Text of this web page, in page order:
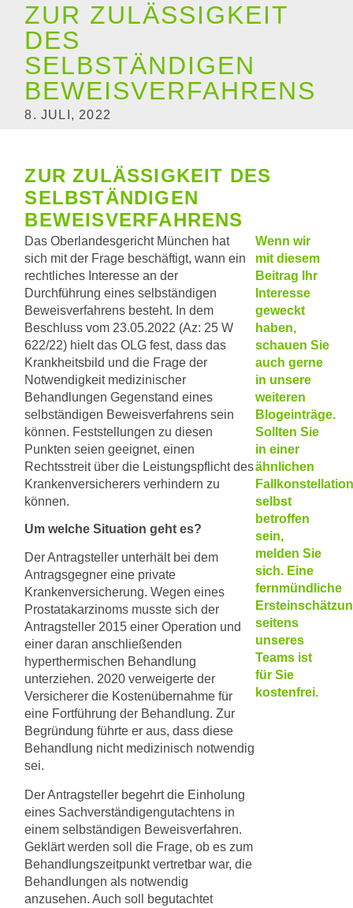
ZUR ZULÄSSIGKEIT
DES
SELBSTÄNDIGEN
BEWEISVERFAHRENS
8. JULI, 2022
ZUR ZULÄSSIGKEIT DES
SELBSTÄNDIGEN
BEWEISVERFAHRENS
Das Oberlandesgericht München hat
sich mit der Frage beschäftigt, wann ein
rechtliches Interesse an der
Durchführung eines selbständigen
Beweisverfahrens besteht. In dem
Beschluss vom 23.05.2022 (Az: 25 W
622/22) hielt das OLG fest, dass das
Krankheitsbild und die Frage der
Notwendigkeit medizinischer
Behandlungen Gegenstand eines
selbständigen Beweisverfahrens sein
können. Feststellungen zu diesen
Punkten seien geeignet, einen
Rechtsstreit über die Leistungspflicht des
Krankenversicherers verhindern zu
können.
Um welche Situation geht es?
Der Antragsteller unterhält bei dem
Antragsgegner eine private
Krankenversicherung. Wegen eines
Prostatakarzinoms musste sich der
Antragsteller 2015 einer Operation und
einer daran anschließenden
hyperthermischen Behandlung
unterziehen. 2020 verweigerte der
Versicherer die Kostenübernahme für
eine Fortführung der Behandlung. Zur
Begründung führte er aus, dass diese
Behandlung nicht medizinisch notwendig
sei.
Der Antragsteller begehrt die Einholung
eines Sachverständigengutachtens in
einem selbständigen Beweisverfahren.
Geklärt werden soll die Frage, ob es zum
Behandlungszeitpunkt vertretbar war, die
Behandlungen als notwendig
anzusehen. Auch soll begutachtet
Wenn wir
mit diesem
Beitrag Ihr
Interesse
geweckt
haben,
schauen Sie
auch gerne
in unsere
weiteren
Blogeinträge.
Sollten Sie
in einer
ähnlichen
selbst
betroffen
sein,
melden Sie
sich. Eine
fernmündliche
seitens
unseres
Teams ist
für Sie
kostenfrei.